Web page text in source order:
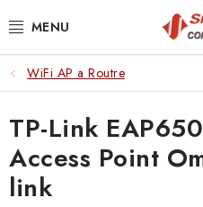
na
NOTEBOOKY
MOBILNÉ ZARIADENIA
PC A KOMPONENTY
WiFi AP a Routre
TP-Link
Access Point
link